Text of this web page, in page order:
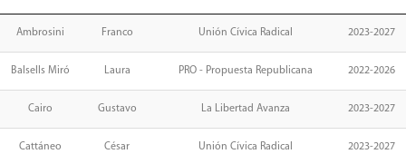
Ambrosini Franco Unión Cívica Radical 2023-2027
Balsells Miró Laura PRO - Propuesta Republicana 2022-2026
Cairo Gustavo La Libertad Avanza 2023-2027
Cattáneo César Unión Cívica Radical 2023-2027